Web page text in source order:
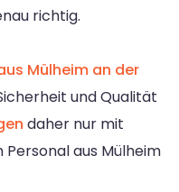
richtig.
Mülheim an der
und Qualität
daher nur mit
aus Mülheim